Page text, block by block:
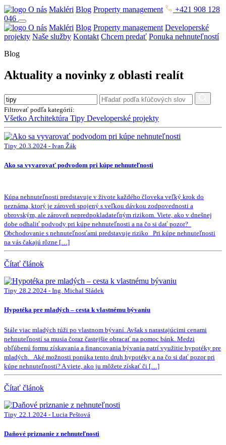
O nás Makléri Blog Property management
+421 908 128
046
O nás Makléri Blog Property management Developerské
projekty Naše služby Kontakt Chcem predať Ponuka nehnuteľností
Blog
Aktuality a novinky z oblasti realít
Filtrovať podľa kategórií:
Všetko Architektúra Tipy Developerské projekty
Tipy 20.3.2024 - Ivan Žák
Ako sa vyvarovať podvodom pri kúpe nehnuteľnosti
Kúpa nehnuteľnosti predstavuje v živote každého človeka veľký krok do
neznáma, ktorý je zároveň spojený s veľkou dávkou zodpovednosti a
obrovským, ale zároveň nepredpokladateľným rizikom. Viete, ako v dnešnej
dobe odhaliť podvody pri kúpe nehnuteľnosti a na čo si dať pozor?
Obchodovanie s nehnuteľnosťami predstavuje riziko Pri kúpe nehnuteľnosti
na vás čakajú rôzne […]
Čítať článok
Tipy 28.2.2024 - Ing. Michal Sládek
Hypotéka pre mladých – cesta k vlastnému bývaniu
Stále viac mladých túži po vlastnom bývaní. Avšak s narastajúcimi cenami
nehnuteľností sa musia čoraz častejšie obracať na pomoc bánk. Medzi
obľúbenú formu získavania a financovania bývania patrí využitie hypotéky pre
mladých. Aké možnosti ponúka tento druh hypotéky a na čo si dať pozor pri
kúpe nehnuteľnosti? A viete, ako ju môžete získať či […]
Čítať článok
Tipy 22.1.2024 - Lucia Peštová
Daňové priznanie z nehnuteľnosti